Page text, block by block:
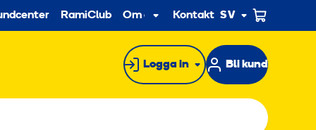
RamiClub Om ossUndermeny
Kontakt SV
Logga in Bli kund